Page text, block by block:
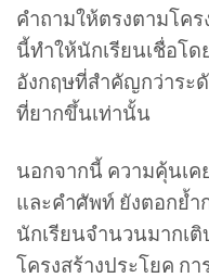
คำถามให้ตรงตามโค
นี้ทำให้นักเรียนเชื่อโ
อังกฤษที่สำคัญกว่าระ
ที่ยากขึ้นเท่านั้น
นอกจากนี้ ความคุ้นเ
และคำศัพท์ ยังตอกย้
นักเรียนจำนวนมากเ
โครงสร้างประโยค ก